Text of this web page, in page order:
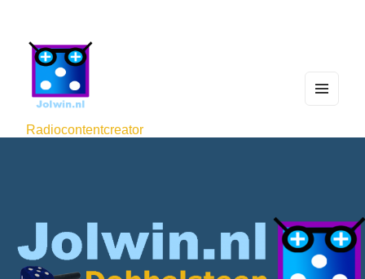
Radiocontentcreator
WIDG